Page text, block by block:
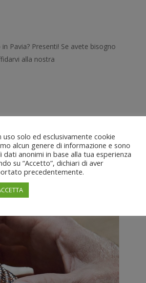
Pavia? Presenti! Se avete bisogno
alla nostra
solo ed esclusivamente cookie
alcun genere di informazione e sono
anonimi in base alla tua esperienza
su “Accetto”, dichiari di aver
precedentemente.